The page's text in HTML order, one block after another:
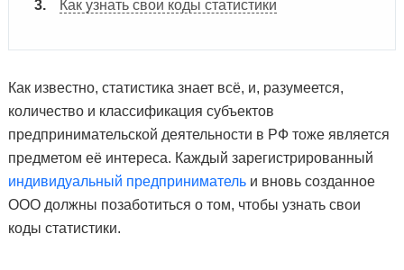
Как узнать свои коды статистики
Как известно, статистика знает всё, и, разумеется,
количество и классификация субъектов
предпринимательской деятельности в РФ тоже является
предметом её интереса. Каждый зарегистрированный
индивидуальный предпринимательи вновь созданное
ООО должны позаботиться о том, чтобы узнать свои
коды статистики.